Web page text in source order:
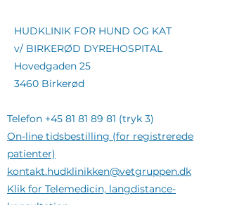
HUDKLINIK FOR HUND OG KAT
v/ BIRKERØD DYREHOSPITAL
Hovedgaden 25
3460 Birkerød
Telefon +45 81 81 89 81 (tryk 3)
On-line tidsbestilling (for registrerede
patienter)
kontakt.hudklinikken@vetgruppen.dk
Klik for Telemedicin, langdistance-